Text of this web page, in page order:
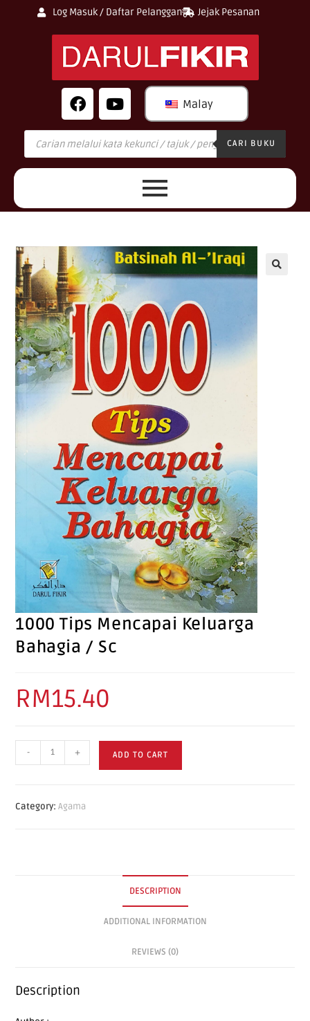
Log Masuk / Daftar Pelanggan Jejak Pesanan
Malay
CARI BUKU
1000 Tips Mencapai Keluarga
Bahagia / Sc
RM15.40
- + ADD TO CART
Category:Agama
DESCRIPTION
ADDITIONAL INFORMATION
REVIEWS (0)
Description